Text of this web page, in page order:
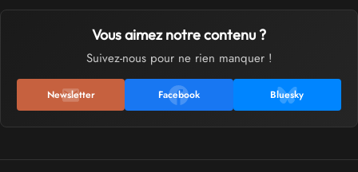
Vous aimez notre contenu ?
Suivez-nous pour ne rien manquer !
Newsletter Facebook Bluesky